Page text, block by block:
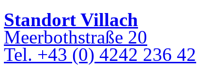
Standort Villach
Meerbothstraße 20
Tel. +43 (0) 4242 236 42